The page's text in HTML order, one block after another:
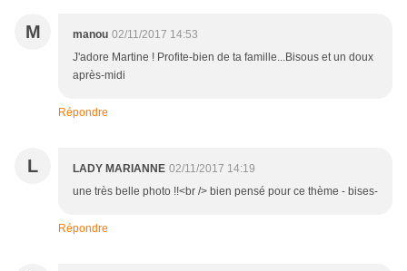
M manou 02/11/2017 14:53
J'adore Martine ! Profite-bien de ta famille...Bisous et un doux
après-midi
Répondre
L LADY MARIANNE 02/11/2017 14:19
une très belle photo !!<br /> bien pensé pour ce thème - bises-
Répondre